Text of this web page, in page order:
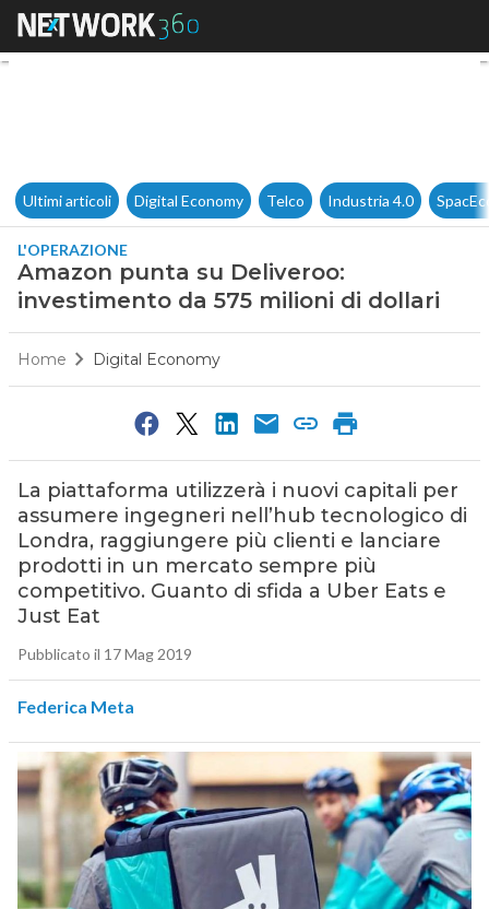
Amazon punta su Deliveroo:
Ultimi articoli Digital Economy Telco Industria 4.0
L'OPERAZIONE
Amazon punta su Deliveroo:
investimento da 575 milioni di dollari
Home Digital Economy
La piattaforma utilizzerà i nuovi capitali per
assumere ingegneri nell’hub tecnologico di
Londra, raggiungere più clienti e lanciare
prodotti in un mercato sempre più
competitivo. Guanto di sfida a Uber Eats e
Just Eat
Pubblicato il 17 Mag 2019
Federica Meta